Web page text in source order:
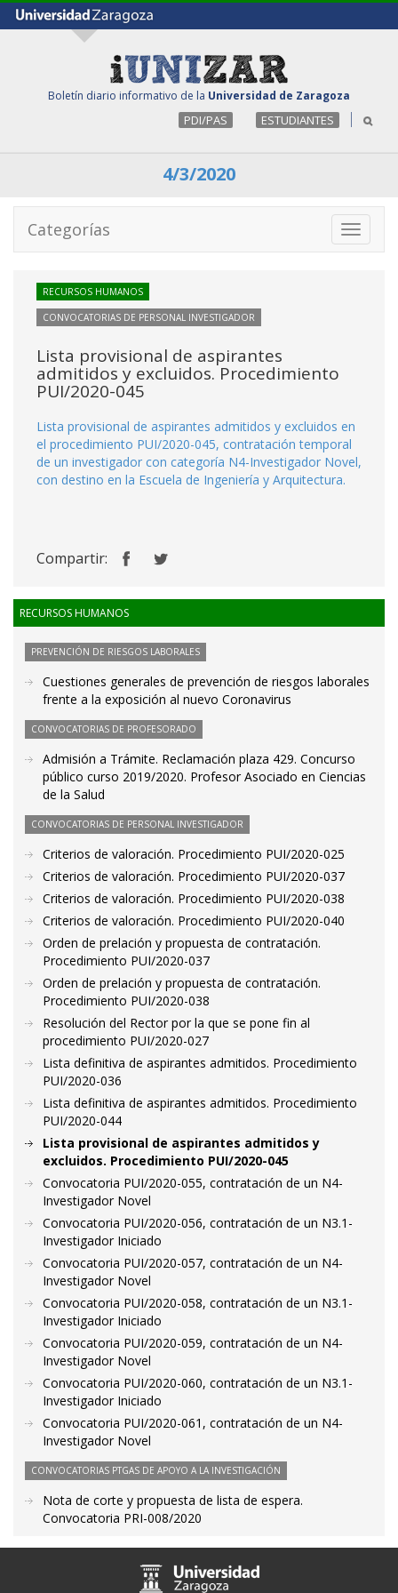
Boletín diario informativo de la Universidad de Zaragoza
PDI/PAS ESTUDIANTES
4/3/2020
Toggle
Categorías
RECURSOS HUMANOS
CONVOCATORIAS DE PERSONAL INVESTIGADOR
Lista provisional de aspirantes
admitidos y excluidos. Procedimiento
PUI/2020-045
Lista provisional de aspirantes admitidos y excluidos en
el procedimiento PUI/2020-045, contratación temporal
de un investigador con categoría N4-Investigador Novel,
con destino en la Escuela de Ingeniería y Arquitectura.
Compartir:
RECURSOS HUMANOS
PREVENCIÓN DE RIESGOS LABORALES
Cuestiones generales de prevención de riesgos laborales
frente a la exposición al nuevo Coronavirus
CONVOCATORIAS DE PROFESORADO
Admisión a Trámite. Reclamación plaza 429. Concurso
público curso 2019/2020. Profesor Asociado en Ciencias
de la Salud
CONVOCATORIAS DE PERSONAL INVESTIGADOR
Criterios de valoración. Procedimiento PUI/2020-025
Criterios de valoración. Procedimiento PUI/2020-037
Criterios de valoración. Procedimiento PUI/2020-038
Criterios de valoración. Procedimiento PUI/2020-040
Orden de prelación y propuesta de contratación.
Procedimiento PUI/2020-037
Orden de prelación y propuesta de contratación.
Procedimiento PUI/2020-038
Resolución del Rector por la que se pone fin al
procedimiento PUI/2020-027
Lista definitiva de aspirantes admitidos. Procedimiento
PUI/2020-036
Lista definitiva de aspirantes admitidos. Procedimiento
PUI/2020-044
Lista provisional de aspirantes admitidos y
excluidos. Procedimiento PUI/2020-045
Convocatoria PUI/2020-055, contratación de un N4-
Investigador Novel
Convocatoria PUI/2020-056, contratación de un N3.1-
Investigador Iniciado
Convocatoria PUI/2020-057, contratación de un N4-
Investigador Novel
Convocatoria PUI/2020-058, contratación de un N3.1-
Investigador Iniciado
Convocatoria PUI/2020-059, contratación de un N4-
Investigador Novel
Convocatoria PUI/2020-060, contratación de un N3.1-
Investigador Iniciado
Convocatoria PUI/2020-061, contratación de un N4-
Investigador Novel
CONVOCATORIAS PTGAS DE APOYO A LA INVESTIGACIÓN
Nota de corte y propuesta de lista de espera.
Convocatoria PRI-008/2020